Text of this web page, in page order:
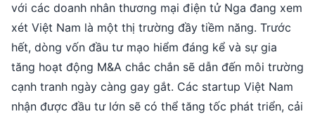
với các doanh nhân thương mại điện tử Nga đang xem
xét Việt Nam là một thị trường đầy tiềm năng. Trước
hết, dòng vốn đầu tư mạo hiểm đáng kể và sự gia
tăng hoạt động M&A chắc chắn sẽ dẫn đến môi trường
cạnh tranh ngày càng gay gắt. Các startup Việt Nam
nhận được đầu tư lớn sẽ có thể tăng tốc phát triển, cải